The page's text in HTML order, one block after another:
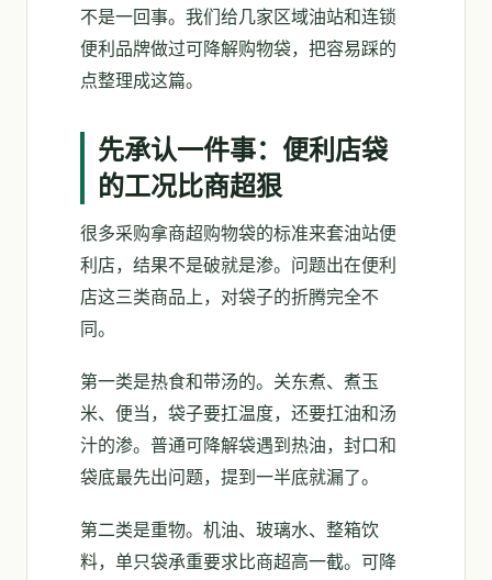
不是一回事。我们给几家区域油站和连锁
便利品牌做过可降解购物袋，把容易踩的
点整理成这篇。
先承认一件事：便利店袋
的工况比商超狠
很多采购拿商超购物袋的标准来套油站便
利店，结果不是破就是渗。问题出在便利
店这三类商品上，对袋子的折腾完全不
同。
第一类是热食和带汤的。关东煮、煮玉
米、便当，袋子要扛温度，还要扛油和汤
汁的渗。普通可降解袋遇到热油，封口和
袋底最先出问题，提到一半底就漏了。
第二类是重物。机油、玻璃水、整箱饮
料，单只袋承重要求比商超高一截。可降